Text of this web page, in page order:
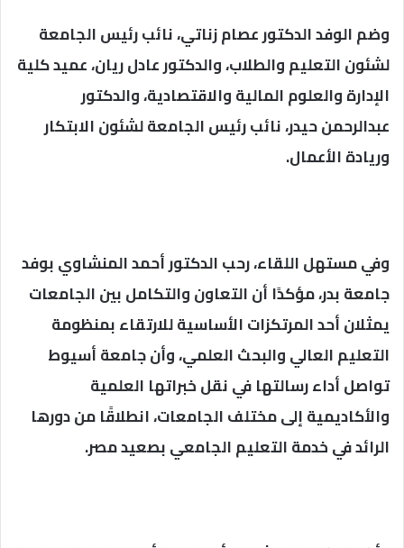
وضم الوفد الدكتور عصام زناتي، نائب رئيس الجامعة
لشئون التعليم والطلاب، والدكتور عادل ريان، عميد كلية
الإدارة والعلوم المالية والاقتصادية، والدكتور
عبدالرحمن حيدر، نائب رئيس الجامعة لشئون الابتكار
وريادة الأعمال.
وفي مستهل اللقاء، رحب الدكتور أحمد المنشاوي بوفد
جامعة بدر، مؤكدًا أن التعاون والتكامل بين الجامعات
يمثلان أحد المرتكزات الأساسية للارتقاء بمنظومة
التعليم العالي والبحث العلمي، وأن جامعة أسيوط
تواصل أداء رسالتها في نقل خبراتها العلمية
والأكاديمية إلى مختلف الجامعات، انطلاقًا من دورها
الرائد في خدمة التعليم الجامعي بصعيد مصر.